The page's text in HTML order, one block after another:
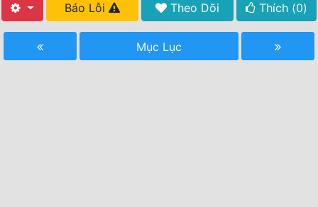
Tất Cả Báo Lỗi Theo Dõi Thích (0)
Mục Lục